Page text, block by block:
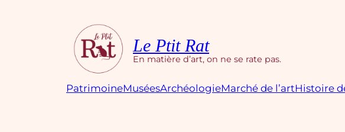
Le Ptit Rat
En matière d’art, on ne se rate pas.
PatrimoineMuséesArchéologieMarché de l’artHistoire